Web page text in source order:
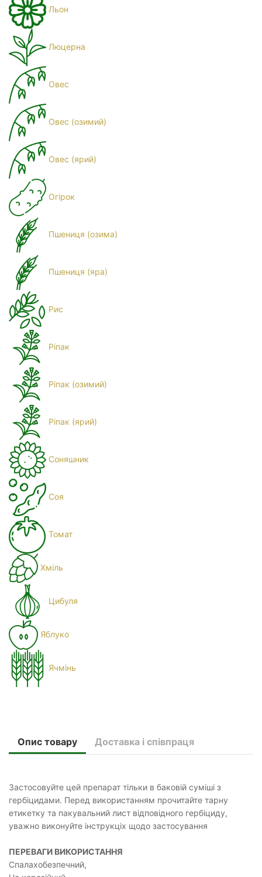
Льон
Люцерна
Овес
Овес (озимий)
Овес (ярий)
Огірок
Пшениця (озима)
Пшениця (яра)
Рис
Ріпак
Ріпак (озимий)
Ріпак (ярий)
Соняшник
Соя
Томат
Хміль
Цибуля
Яблуко
Ячмінь
Опис товару Доставка і співпраця
Застосовуйте цей препарат тільки в баковій суміші з
гербіцидами. Перед використанням прочитайте тарну
етикетку та пакувальний лист відповідного гербіциду,
уважно виконуйте інструкціх щодо застосування
ПЕРЕВАГИ ВИКОРИСТАННЯ
Спалахобезпечний,